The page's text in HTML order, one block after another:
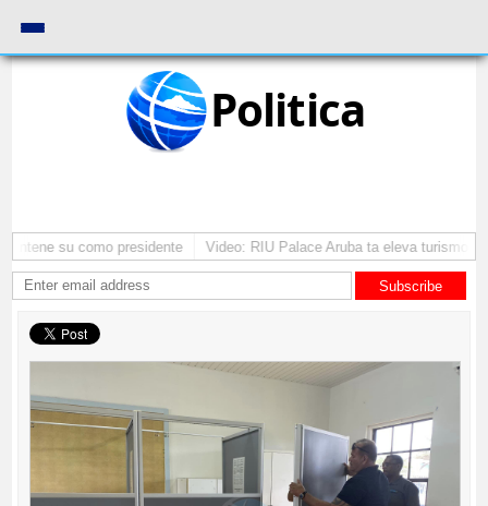
Politica
su como presidente Video: RIU Palace Aruba ta eleva turismo
Subscribe